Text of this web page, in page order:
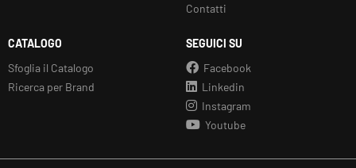
Contatti
CATALOGO
Sfoglia il Catalogo
Ricerca per Brand
SEGUICI SU
Facebook
Linkedin
Instagram
Youtube